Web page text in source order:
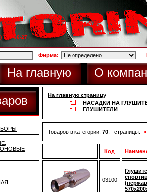
733-66-27
Фирма:
На главную О
На главную страницу
НАСАДКИ НА
ГЛУШИТЕЛИ
Товаров в категории: 70 , страницы: »
Код
03100